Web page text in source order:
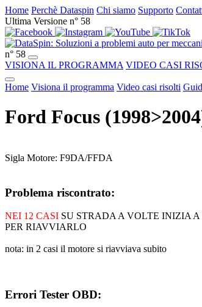
Home Perchè Dataspin Chi siamo Supporto
Ultima Versione n° 58
n° 58
VISIONA IL PROGRAMMA VIDEO CASI
Home Visiona il programma Video casi risolti
Ford Focus
Sigla Motore: F9DA/FFDA
Problema riscontrato:
NEI 12 CASI SU STRADA A VOLTE INIZIA A
PER RIAVVIARLO
nota: in 2 casi il motore si riavviava subito
Errori Tester OBD: